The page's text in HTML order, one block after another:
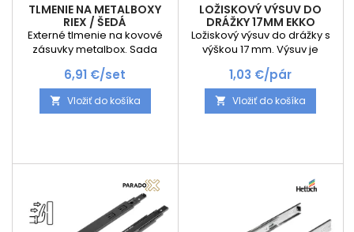
TLMENIE NA METALBOXY
RIEX / ŠEDÁ
Externé tlmenie na kovové
zásuvky metalbox. Sada
pravú stranu + montážnu
šablónu
Cena
6,91 €/set
 Vložiť do košíka
LOŽISKOVÝ VÝSUV DO
DRÁŽKY 17MM EKKO
Ložiskový výsuv do drážky s
výškou 17 mm. Výsuv je
zaťaženým 10kg.
Cena
1,03 €/pár
 Vložiť do košíka